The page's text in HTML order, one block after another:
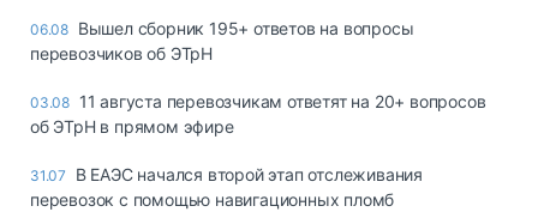
06.08 Вышел сборник 195+ ответов на вопросы
перевозчиков об ЭТрН
03.08 11 августа перевозчикам ответят на 20+ вопросов
об ЭТрН в прямом эфире
31.07
В ЕАЭС начался второй этап отслеживания
перевозок с помощью навигационных пломб